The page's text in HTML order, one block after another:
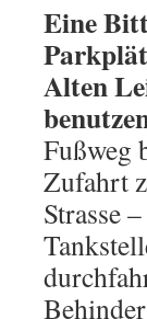
Eine
Alten
Fußweg
Zufahrt
Strasse